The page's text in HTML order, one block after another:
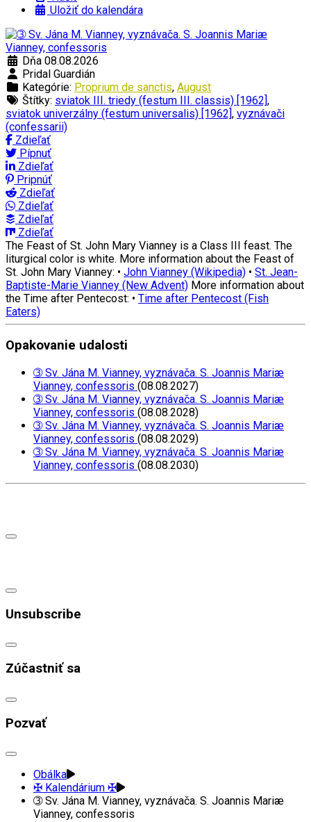
Uložiť do kalendára
Dňa 08.08.2026
Pridal Guardián
Kategórie: Proprium de sanctis, August
Štítky: sviatok III. triedy (festum III. classis) [1962],
sviatok univerzálny (festum universalis) [1962], vyznávači
(confessarii)
Zdieľať
Pípnuť
Zdieľať
Pripnúť
Zdieľať
Zdieľať
Zdieľať
Zdieľať
The Feast of St. John Mary Vianney is a Class III feast. The
liturgical color is white. More information about the Feast of
St. John Mary Vianney: • John Vianney (Wikipedia) • St. Jean-
Baptiste-Marie Vianney (New Advent) More information about
the Time after Pentecost: • Time after Pentecost (Fish
Eaters)
Opakovanie udalosti
➂ Sv. Jána M. Vianney, vyznávača. S. Joannis Mariæ
Vianney, confessoris (08.08.2027)
➂ Sv. Jána M. Vianney, vyznávača. S. Joannis Mariæ
Vianney, confessoris (08.08.2028)
➂ Sv. Jána M. Vianney, vyznávača. S. Joannis Mariæ
Vianney, confessoris (08.08.2029)
➂ Sv. Jána M. Vianney, vyznávača. S. Joannis Mariæ
Vianney, confessoris (08.08.2030)
Unsubscribe
Zúčastniť sa
Pozvať
Obálka
✠ Kalendárium ✠
➂ Sv. Jána M. Vianney, vyznávača. S. Joannis Mariæ
Vianney, confessoris